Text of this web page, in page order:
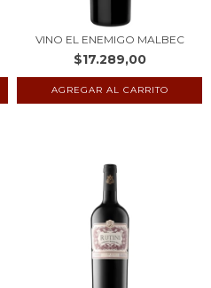
VINO EL ENEMIGO MALBEC
$17.289,00